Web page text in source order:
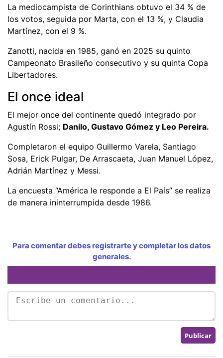
La mediocampista de Corinthians obtuvo el 34 % de
los votos, seguida por Marta, con el 13 %, y Claudia
Martínez, con el 9 %.
Zanotti, nacida en 1985, ganó en 2025 su quinto
Campeonato Brasileño consecutivo y su quinta Copa
Libertadores.
El once ideal
El mejor once del continente quedó integrado por
Agustín Rossi; Danilo, Gustavo Gómez y Leo Pereira.
Completaron el equipo Guillermo Varela, Santiago
Sosa, Erick Pulgar, De Arrascaeta, Juan Manuel López,
Adrián Martínez y Messi.
La encuesta “América le responde a El País” se realiza
de manera ininterrumpida desde 1986.
Para comentar debes registrarte y completar los datos
generales.